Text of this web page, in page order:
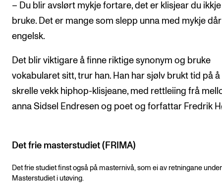
– Du blir avslørt mykje fortare, det er klisjear du
bruke. Det er mange som slepp unna med mykje
engelsk.
Det blir viktigare å finne riktige synonym og bruke
vokabularet sitt, trur han. Han har sjølv brukt tid på å
skrelle vekk hiphop-klisjeane, med rettleiing frå
anna Sidsel Endresen og poet og forfattar Fredrik
Det frie masterstudiet (FRIMA)
Det frie studiet finst også på masternivå, som ei av retningane under
Masterstudiet i utøving.